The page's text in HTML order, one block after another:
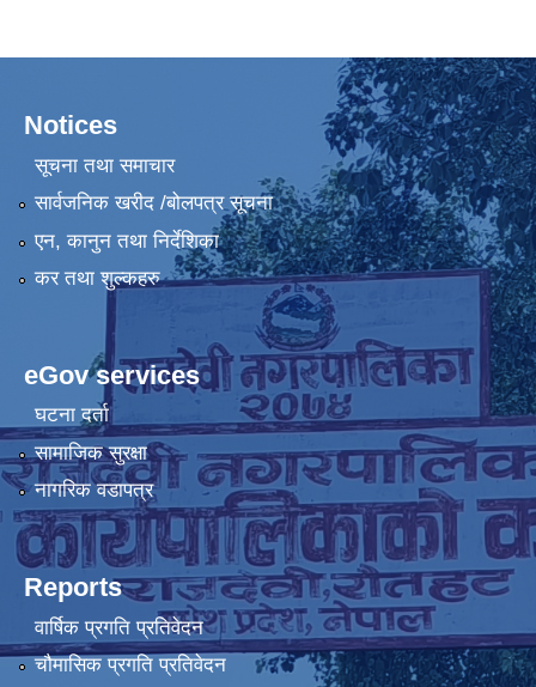
Notices
सूचना तथा समाचार
सार्वजनिक खरीद /बोलपत्र सूचना
एन, कानुन तथा निर्देशिका
कर तथा शुल्कहरु
eGov services
घटना दर्ता
सामाजिक सुरक्षा
नागरिक वडापत्र
Reports
वार्षिक प्रगति प्रतिवेदन
चौमासिक प्रगति प्रतिवेदन